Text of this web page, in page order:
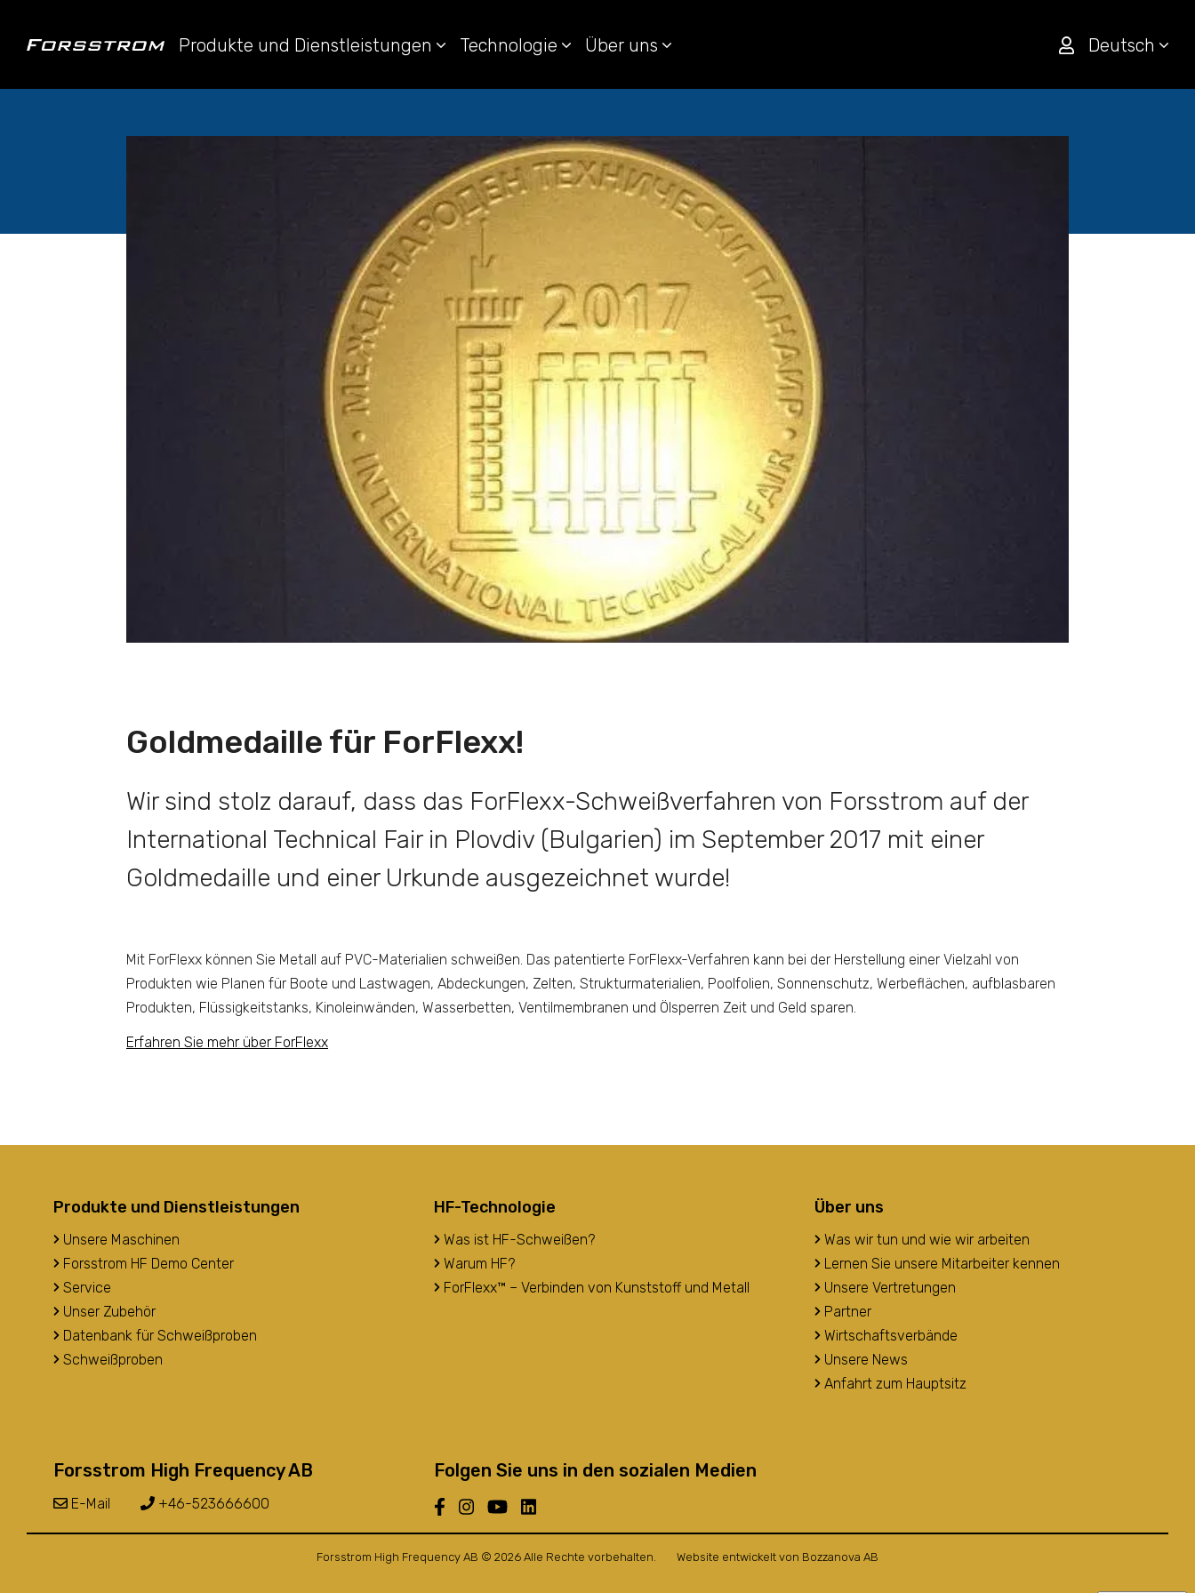
Produkte und Dienstleistungen Technologie Über uns Deutsch
Goldmedaille für ForFlexx!
Wir sind stolz darauf, dass das ForFlexx-Schweißverfahren von Forsstrom auf der
International Technical Fair in Plovdiv (Bulgarien) im September 2017 mit einer
Goldmedaille und einer Urkunde ausgezeichnet wurde!
Mit ForFlexx können Sie Metall auf PVC-Materialien schweißen. Das patentierte ForFlexx-Verfahren kann bei der Herstellung einer Vielzahl von
Produkten wie Planen für Boote und Lastwagen, Abdeckungen, Zelten, Strukturmaterialien, Poolfolien, Sonnenschutz, Werbeflächen, aufblasbaren
Produkten, Flüssigkeitstanks, Kinoleinwänden, Wasserbetten, Ventilmembranen und Ölsperren Zeit und Geld sparen.
Erfahren Sie mehr über ForFlexx
Produkte und Dienstleistungen
Unsere Maschinen
Forsstrom HF Demo Center
Service
Unser Zubehör
Datenbank für Schweißproben
Schweißproben
HF-Technologie
Was ist HF-Schweißen?
Warum HF?
ForFlexx™ – Verbinden von Kunststoff und Metall
Über uns
Was wir tun und wie wir arbeiten
Lernen Sie unsere Mitarbeiter kennen
Unsere Vertretungen
Partner
Wirtschaftsverbände
Unsere News
Anfahrt zum Hauptsitz
Forsstrom High Frequency AB
E-Mail +46-523666600
Folgen Sie uns in den sozialen Medien
Forsstrom High Frequency AB © 2026 Alle Rechte vorbehalten. Website entwickelt von Bozzanova AB